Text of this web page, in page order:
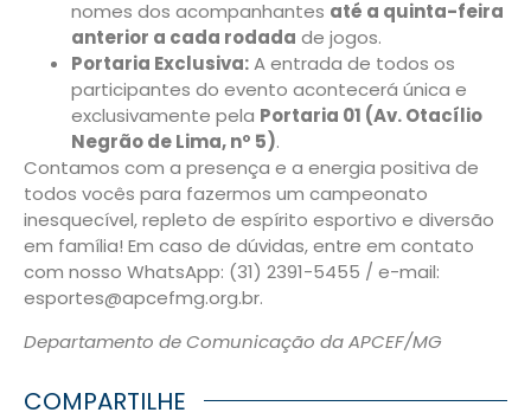
nomes dos acompanhantes até a quinta-feira
anterior a cada rodada de jogos.
Portaria Exclusiva:A entrada de todos os
participantes do evento acontecerá única e
exclusivamente pela Portaria 01 (Av. Otacílio
Negrão de Lima, nº 5).
Contamos com a presença e a energia positiva de
todos vocês para fazermos um campeonato
inesquecível, repleto de espírito esportivo e diversão
em família! Em caso de dúvidas, entre em contato
com nosso WhatsApp: (31) 2391-5455 / e-mail:
esportes@apcefmg.org.br.
Departamento de Comunicação da APCEF/MG
COMPARTILHE